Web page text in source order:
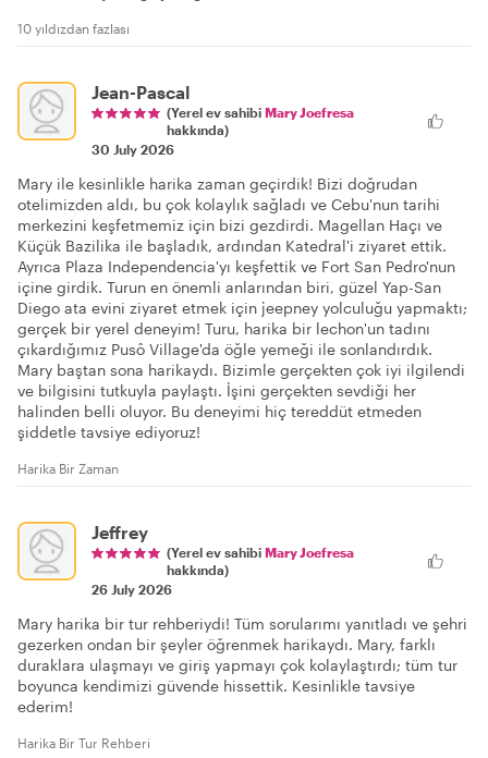
10 yıldızdan fazlası
Jean-Pascal
(Yerel ev sahibi Mary Joefresa
hakkında)
30 July 2026
Mary ile kesinlikle harika zaman geçirdik! Bizi doğrudan
otelimizden aldı, bu çok kolaylık sağladı ve Cebu'nun tarihi
merkezini keşfetmemiz için bizi gezdirdi. Magellan Haçı ve
Küçük Bazilika ile başladık, ardından Katedral'i ziyaret ettik.
Ayrıca Plaza Independencia'yı keşfettik ve Fort San Pedro'nun
içine girdik. Turun en önemli anlarından biri, güzel Yap-San
Diego ata evini ziyaret etmek için jeepney yolculuğu yapmaktı;
gerçek bir yerel deneyim! Turu, harika bir lechon'un tadını
çıkardığımız Pusô Village'da öğle yemeği ile sonlandırdık.
Mary baştan sona harikaydı. Bizimle gerçekten çok iyi ilgilendi
ve bilgisini tutkuyla paylaştı. İşini gerçekten sevdiği her
halinden belli oluyor. Bu deneyimi hiç tereddüt etmeden
şiddetle tavsiye ediyoruz!
Harika Bir Zaman
Jeffrey
(Yerel ev sahibi Mary Joefresa
hakkında)
26 July 2026
Mary harika bir tur rehberiydi! Tüm sorularımı yanıtladı ve şehri
gezerken ondan bir şeyler öğrenmek harikaydı. Mary, farklı
duraklara ulaşmayı ve giriş yapmayı çok kolaylaştırdı; tüm tur
boyunca kendimizi güvende hissettik. Kesinlikle tavsiye
ederim!
Harika Bir Tur Rehberi